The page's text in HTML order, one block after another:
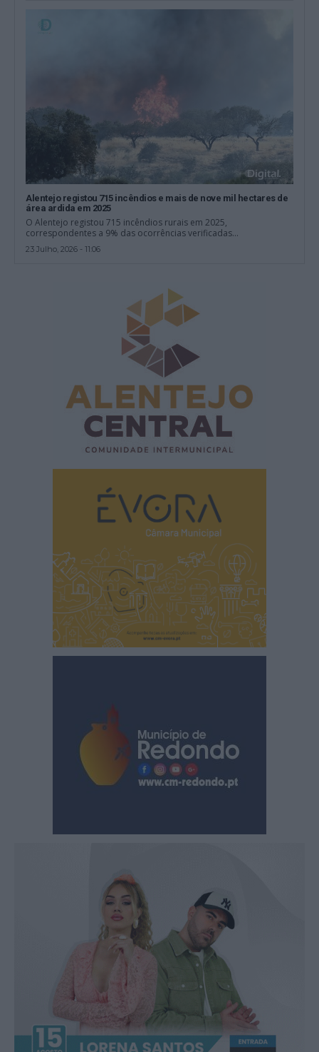
Alentejo registou 715 incêndios e mais de nove mil hectares de
área ardida em 2025
O Alentejo registou 715 incêndios rurais em 2025,
correspondentes a 9% das ocorrências verificadas...
23 Julho, 2026 - 11:06